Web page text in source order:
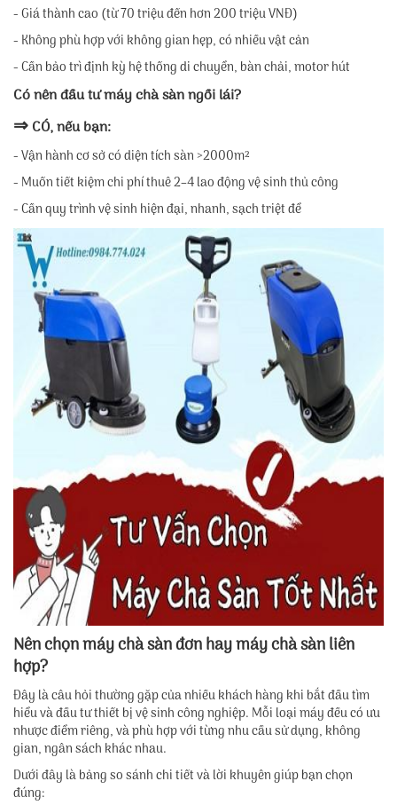
- Giá thành cao (từ 70 triệu đến hơn 200 triệu VNĐ)
- Không phù hợp với không gian hẹp, có nhiều vật cản
- Cần bảo trì định kỳ hệ thống di chuyển, bàn chải, motor hút
Có nên đầu tư máy chà sàn ngồi lái?
⇒CÓ, nếu bạn:
- Vận hành cơ sở có diện tích sàn >2000m²
- Muốn tiết kiệm chi phí thuê 2–4 lao động vệ sinh thủ công
- Cần quy trình vệ sinh hiện đại, nhanh, sạch triệt để
Nên chọn máy chà sàn đơn hay máy chà sàn liên
hợp?
Đây là câu hỏi thường gặp của nhiều khách hàng khi bắt đầu tìm
hiểu và đầu tư thiết bị vệ sinh công nghiệp. Mỗi loại máy đều có ưu
nhược điểm riêng, và phù hợp với từng nhu cầu sử dụng, không
gian, ngân sách khác nhau.
Dưới đây là bảng so sánh chi tiết và lời khuyên giúp bạn chọn
đúng: